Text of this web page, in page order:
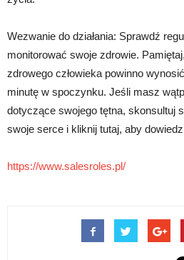
Wezwanie do działania: Sprawdź
monitorować swoje zdrowie.
zdrowego człowieka powinno
minutę w spoczynku. Jeśli masz
dotyczące swojego tętna, skonsultuj
swoje serce i kliknij tutaj, aby
https://www.salesroles.pl/